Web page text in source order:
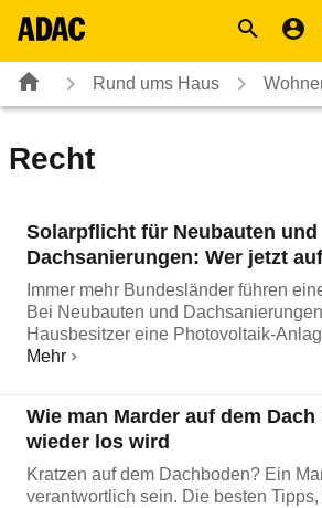
Rund ums Haus
Recht
Solarpflicht für Neubauten und
Dachsanierungen: Wer jetzt
Immer mehr Bundesländer führen
Bei Neubauten und
Hausbesitzer eine Photovoltaik-
Mehr
Wie man Marder auf dem
wieder los wird
Kratzen auf dem Dachboden? Ein
verantwortlich sein. Die besten Tipps,